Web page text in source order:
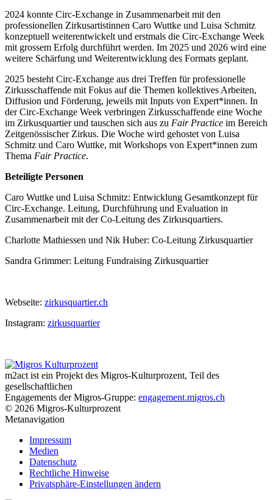
2024 konnte Circ-Exchange in Zusammenarbeit mit den
professionellen Zirkusartistinnen Caro Wuttke und Luisa Schmitz
konzeptuell weiterentwickelt und erstmals die Circ-Exchange Week
mit grossem Erfolg durchführt werden. Im 2025 und 2026 wird eine
weitere Schärfung und Weiterentwicklung des Formats geplant.
2025 besteht Circ-Exchange aus drei Treffen für professionelle
Zirkusschaffende mit Fokus auf die Themen kollektives Arbeiten,
Diffusion und Förderung, jeweils mit Inputs von Expert*innen. In
der Circ-Exchange Week verbringen Zirkusschaffende eine Woche
im Zirkusquartier und tauschen sich aus zu Fair Practice im Bereich
Zeitgenössischer Zirkus. Die Woche wird gehostet von Luisa
Schmitz und Caro Wuttke, mit Workshops von Expert*innen zum
Thema Fair Practice.
Beteiligte Personen
Caro Wuttke und Luisa Schmitz: Entwicklung Gesamtkonzept für
Circ-Exchange. Leitung, Durchführung und Evaluation in
Zusammenarbeit mit der Co-Leitung des Zirkusquartiers.
Charlotte Mathiessen und Nik Huber: Co-Leitung Zirkusquartier
Sandra Grimmer: Leitung Fundraising Zirkusquartier
Webseite: zirkusquartier.ch
Instagram: zirkusquartier
m2act ist ein Projekt des Migros-Kulturprozent, Teil des
gesellschaftlichen
Engagements der Migros-Gruppe: engagement.migros.ch
© 2026 Migros-Kulturprozent
Metanavigation
Impressum
Medien
Datenschutz
Rechtliche Hinweise
Privatsphäre-Einstellungen ändern